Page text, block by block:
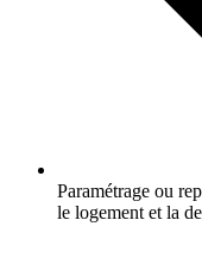
Paramétrage ou
le logement et la